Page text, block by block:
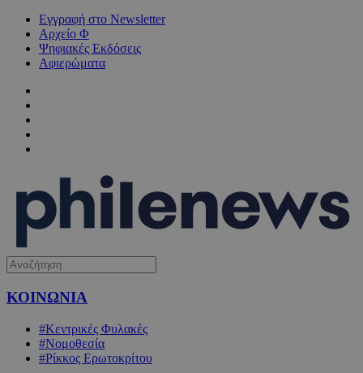
Εγγραφή στο Newsletter
Αρχείο Φ
Ψηφιακές Εκδόσεις
Αφιερώματα
ΚΟΙΝΩΝΙΑ
#Κεντρικές Φυλακές
#Νομοθεσία
#Ρίκκος Ερωτοκρίτου